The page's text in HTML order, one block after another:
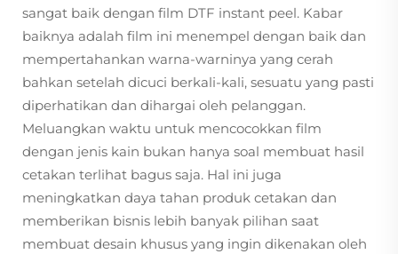
sangat baik dengan film DTF instant peel. Kabar
baiknya adalah film ini menempel dengan baik dan
mempertahankan warna-warninya yang cerah
bahkan setelah dicuci berkali-kali, sesuatu yang pasti
diperhatikan dan dihargai oleh pelanggan.
Meluangkan waktu untuk mencocokkan film
dengan jenis kain bukan hanya soal membuat hasil
cetakan terlihat bagus saja. Hal ini juga
meningkatkan daya tahan produk cetakan dan
memberikan bisnis lebih banyak pilihan saat
membuat desain khusus yang ingin dikenakan oleh